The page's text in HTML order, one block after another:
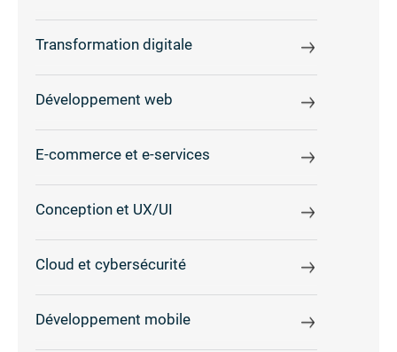
Transformation digitale
Développement web
E-commerce et e-services
Conception et UX/UI
Cloud et cybersécurité
Développement mobile